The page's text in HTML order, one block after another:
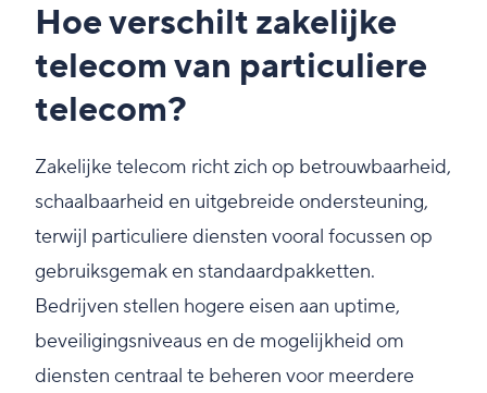
Hoe verschilt zakelijke
telecom van particuliere
telecom?
Zakelijke telecom richt zich op betrouwbaarheid,
schaalbaarheid en uitgebreide ondersteuning,
terwijl particuliere diensten vooral focussen op
gebruiksgemak en standaardpakketten.
Bedrijven stellen hogere eisen aan uptime,
beveiligingsniveaus en de mogelijkheid om
diensten centraal te beheren voor meerdere